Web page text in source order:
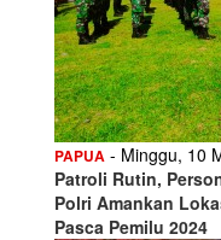
PAPUA - Minggu, 10
Patroli Rutin,
Polri Amankan
Pasca Pemilu 2024